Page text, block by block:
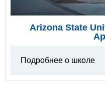
Arizona State
Подробнее о школе